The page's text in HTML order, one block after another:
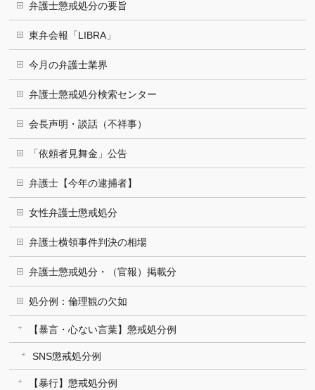
弁護士懲戒処分の要旨
東弁会報「LIBRA」
今月の弁護士業界
弁護士懲戒処分検索センター
会長声明・談話（不祥事）
「依頼者見舞金」公告
弁護士【今年の逮捕者】
女性弁護士懲戒処分
弁護士横領事件判決の相場
弁護士懲戒処分・（官報）掲載分
処分例：倫理観の欠如
【暴言・心ない言葉】懲戒処分例
SNS懲戒処分例
【暴行】懲戒処分例